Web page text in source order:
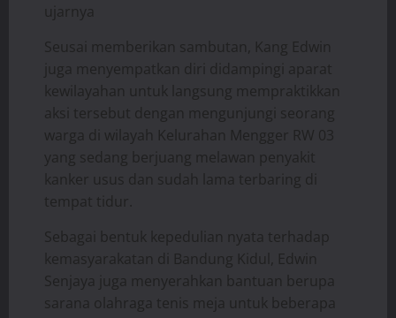
ujarnya
Seusai memberikan sambutan, Kang Edwin
juga menyempatkan diri didampingi aparat
kewilayahan untuk langsung mempraktikkan
aksi tersebut dengan mengunjungi seorang
warga di wilayah Kelurahan Mengger RW 03
yang sedang berjuang melawan penyakit
kanker usus dan sudah lama terbaring di
tempat tidur.
Sebagai bentuk kepedulian nyata terhadap
kemasyarakatan di Bandung Kidul, Edwin
Senjaya juga menyerahkan bantuan berupa
sarana olahraga tenis meja untuk beberapa